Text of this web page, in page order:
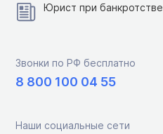
Юрист при банкротстве
Звонки по РФ бесплатно
8 800 100 04 55
Наши социальные сети